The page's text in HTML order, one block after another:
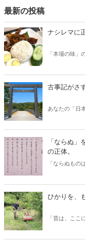
最新の投稿
ナシレマに
「本場の味」
は行けない
いとか？ そ
をご紹介します
古事記がさ
あなたの「日
三社目はどこ
は熱田や春日
一社が浮かび
「ならぬ
の正体。
「ならぬもの
らせません。
が、なぜ百五
かけたくなる
「昔は、ここ
た、たった一